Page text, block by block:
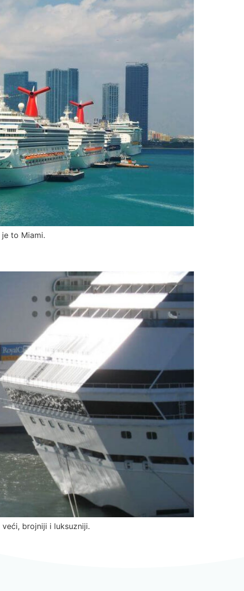
to Miami.
brojniji i luksuzniji.